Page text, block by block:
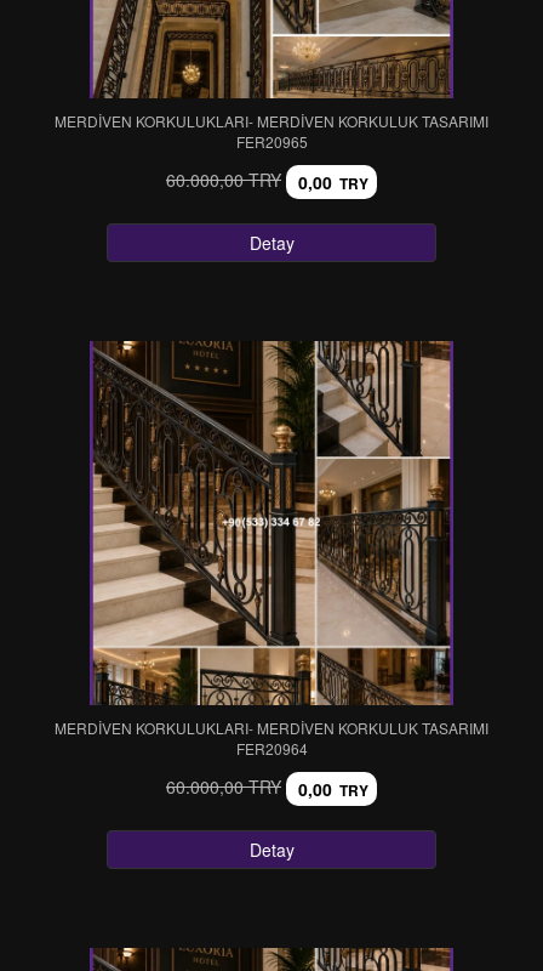
MERDİVEN KORKULUKLARI- MERDİVEN KORKULUK TASARIMI
FER20965
60.000,00 TRY 0,00 TRY
Detay
MERDİVEN KORKULUKLARI- MERDİVEN KORKULUK TASARIMI
FER20964
60.000,00 TRY 0,00 TRY
Detay